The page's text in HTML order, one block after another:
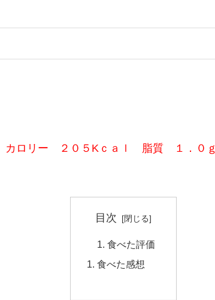
カロリー ２０５Kｃａｌ 脂質 １．０ｇ
目次
食べた評価
食べた感想